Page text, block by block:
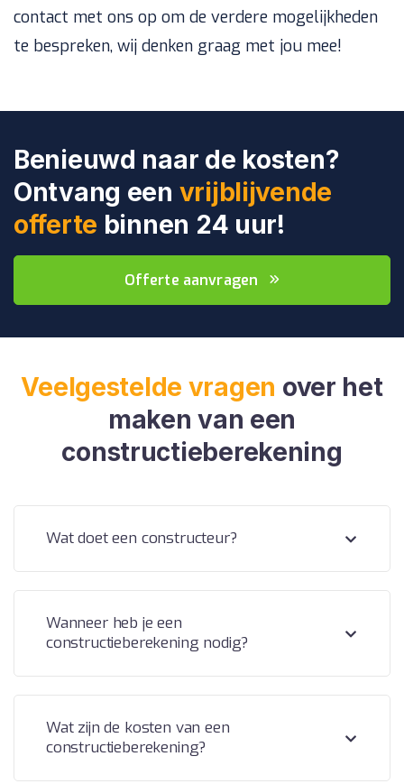
contact met ons op om de verdere mogelijkheden
te bespreken, wij denken graag met jou mee!
Benieuwd naar de kosten?
Ontvang een vrijblijvende
offerte binnen 24 uur!
Offerte aanvragen
Veelgestelde vragen over het
maken van een
constructieberekening
Wat doet een constructeur?
Wanneer heb je een
constructieberekening nodig?
Wat zijn de kosten van een
constructieberekening?